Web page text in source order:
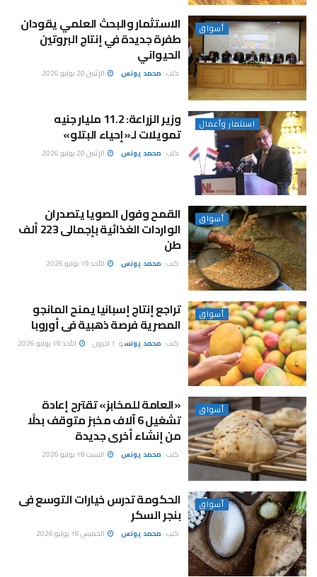
أسواق الاستثمار والبحث العلمي يقودان
طفرة جديدة في إنتاج البروتين
الحيواني
كتب : محمد يونس الإثنين 20 يوليو 2026
استثمار وأعمال وزير الزراعة: 11.2 مليار جنيه
تمويلات لـ«إحياء البتلو»
كتب : محمد يونس الإثنين 20 يوليو 2026
أسواق القمح وفول الصويا يتصدران
الواردات الغذائية بإجمالى 223 ألف
طن
كتب : محمد يونس الأحد 19 يوليو 2026
أسواق تراجع إنتاج إسبانيا يمنح المانجو
المصرية فرصة ذهبية فى أوروبا
كتب : محمد يونسو 1 اخرون الأحد 19 يوليو 2026
أسواق «العامة للمخابز» تقترح إعادة
تشغيل 6 آلاف مخبز متوقف بدلًا
من إنشاء أخرى جديدة
كتب : محمد يونس السبت 18 يوليو 2026
أسواق الحكومة تدرس خيارات التوسع فى
بنجر السكر
كتب : محمد يونس الخميس 16 يوليو 2026